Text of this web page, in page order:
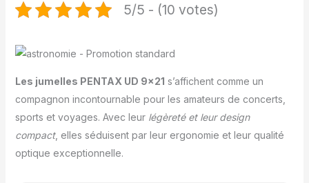
5/5 - (10 votes)
Les jumelles PENTAX UD 9×21 s’affichent comme un
compagnon incontournable pour les amateurs de concerts,
sports et voyages. Avec leur légèreté et leur design
compact, elles séduisent par leur ergonomie et leur qualité
optique exceptionnelle.